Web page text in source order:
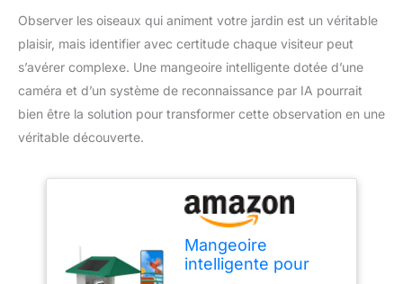
Observer les oiseaux qui animent votre jardin est un véritable
plaisir, mais identifier avec certitude chaque visiteur peut
s’avérer complexe. Une mangeoire intelligente dotée d’une
caméra et d’un système de reconnaissance par IA pourrait
bien être la solution pour transformer cette observation en une
véritable découverte.
Mangeoire
intelligente pour